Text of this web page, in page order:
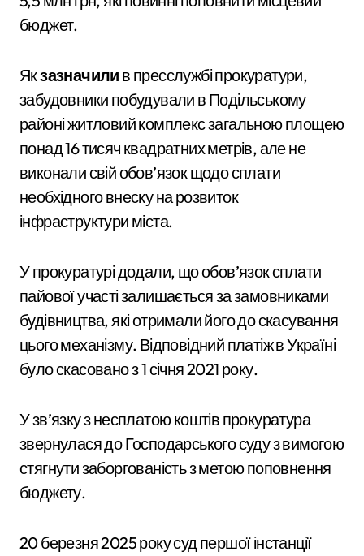
бюджет.
Якзазначили в пресслужбі прокуратури,
забудовники побудували в Подільському
районі житловий комплекс загальною площею
понад 16 тисяч квадратних метрів, але не
виконали свій обов’язок щодо сплати
необхідного внеску на розвиток
інфраструктури міста.
У прокуратурі додали, що обов’язок сплати
пайової участі залишається за замовниками
будівництва, які отримали його до скасування
цього механізму. Відповідний платіж в Україні
було скасовано з 1 січня 2021 року.
У зв’язку з несплатою коштів прокуратура
звернулася до Господарського суду з вимогою
стягнути заборгованість з метою поповнення
бюджету.
20 березня 2025 року суд першої інстанції